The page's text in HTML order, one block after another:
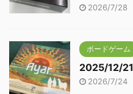
2026/7/28
ボードゲーム
2025/12/
2026/7/24